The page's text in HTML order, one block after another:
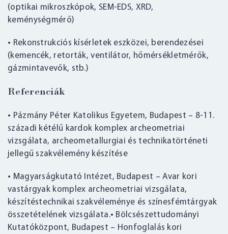
(optikai mikroszkópok, SEM-EDS, XRD,
keménységmérő)
• Rekonstrukciós kísérletek eszközei, berendezései
(kemencék, retorták, ventilátor, hőmérsékletmérők,
gázmintavevők, stb.)
Referenciák
• Pázmány Péter Katolikus Egyetem, Budapest – 8-11.
századi kétélű kardok komplex archeometriai
vizsgálata, archeometallurgiai és technikatörténeti
jellegű szakvélemény készítése
• Magyarságkutató Intézet, Budapest – Avar kori
vastárgyak komplex archeometriai vizsgálata,
készítéstechnikai szakvéleménye és színesfémtárgyak
összetételének vizsgálata.• Bölcsészettudományi
Kutatóközpont, Budapest – Honfoglalás kori